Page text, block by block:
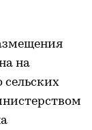
на
сельских